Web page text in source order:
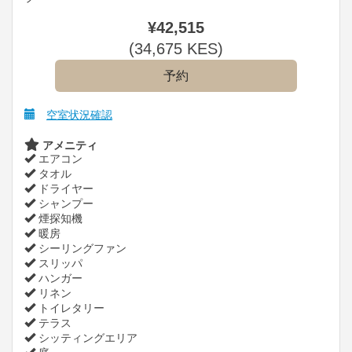
¥42,515
(34,675 KES)
空室状況確認
アメニティ
エアコン
タオル
ドライヤー
シャンプー
煙探知機
暖房
シーリングファン
スリッパ
ハンガー
リネン
トイレタリー
テラス
シッティングエリア